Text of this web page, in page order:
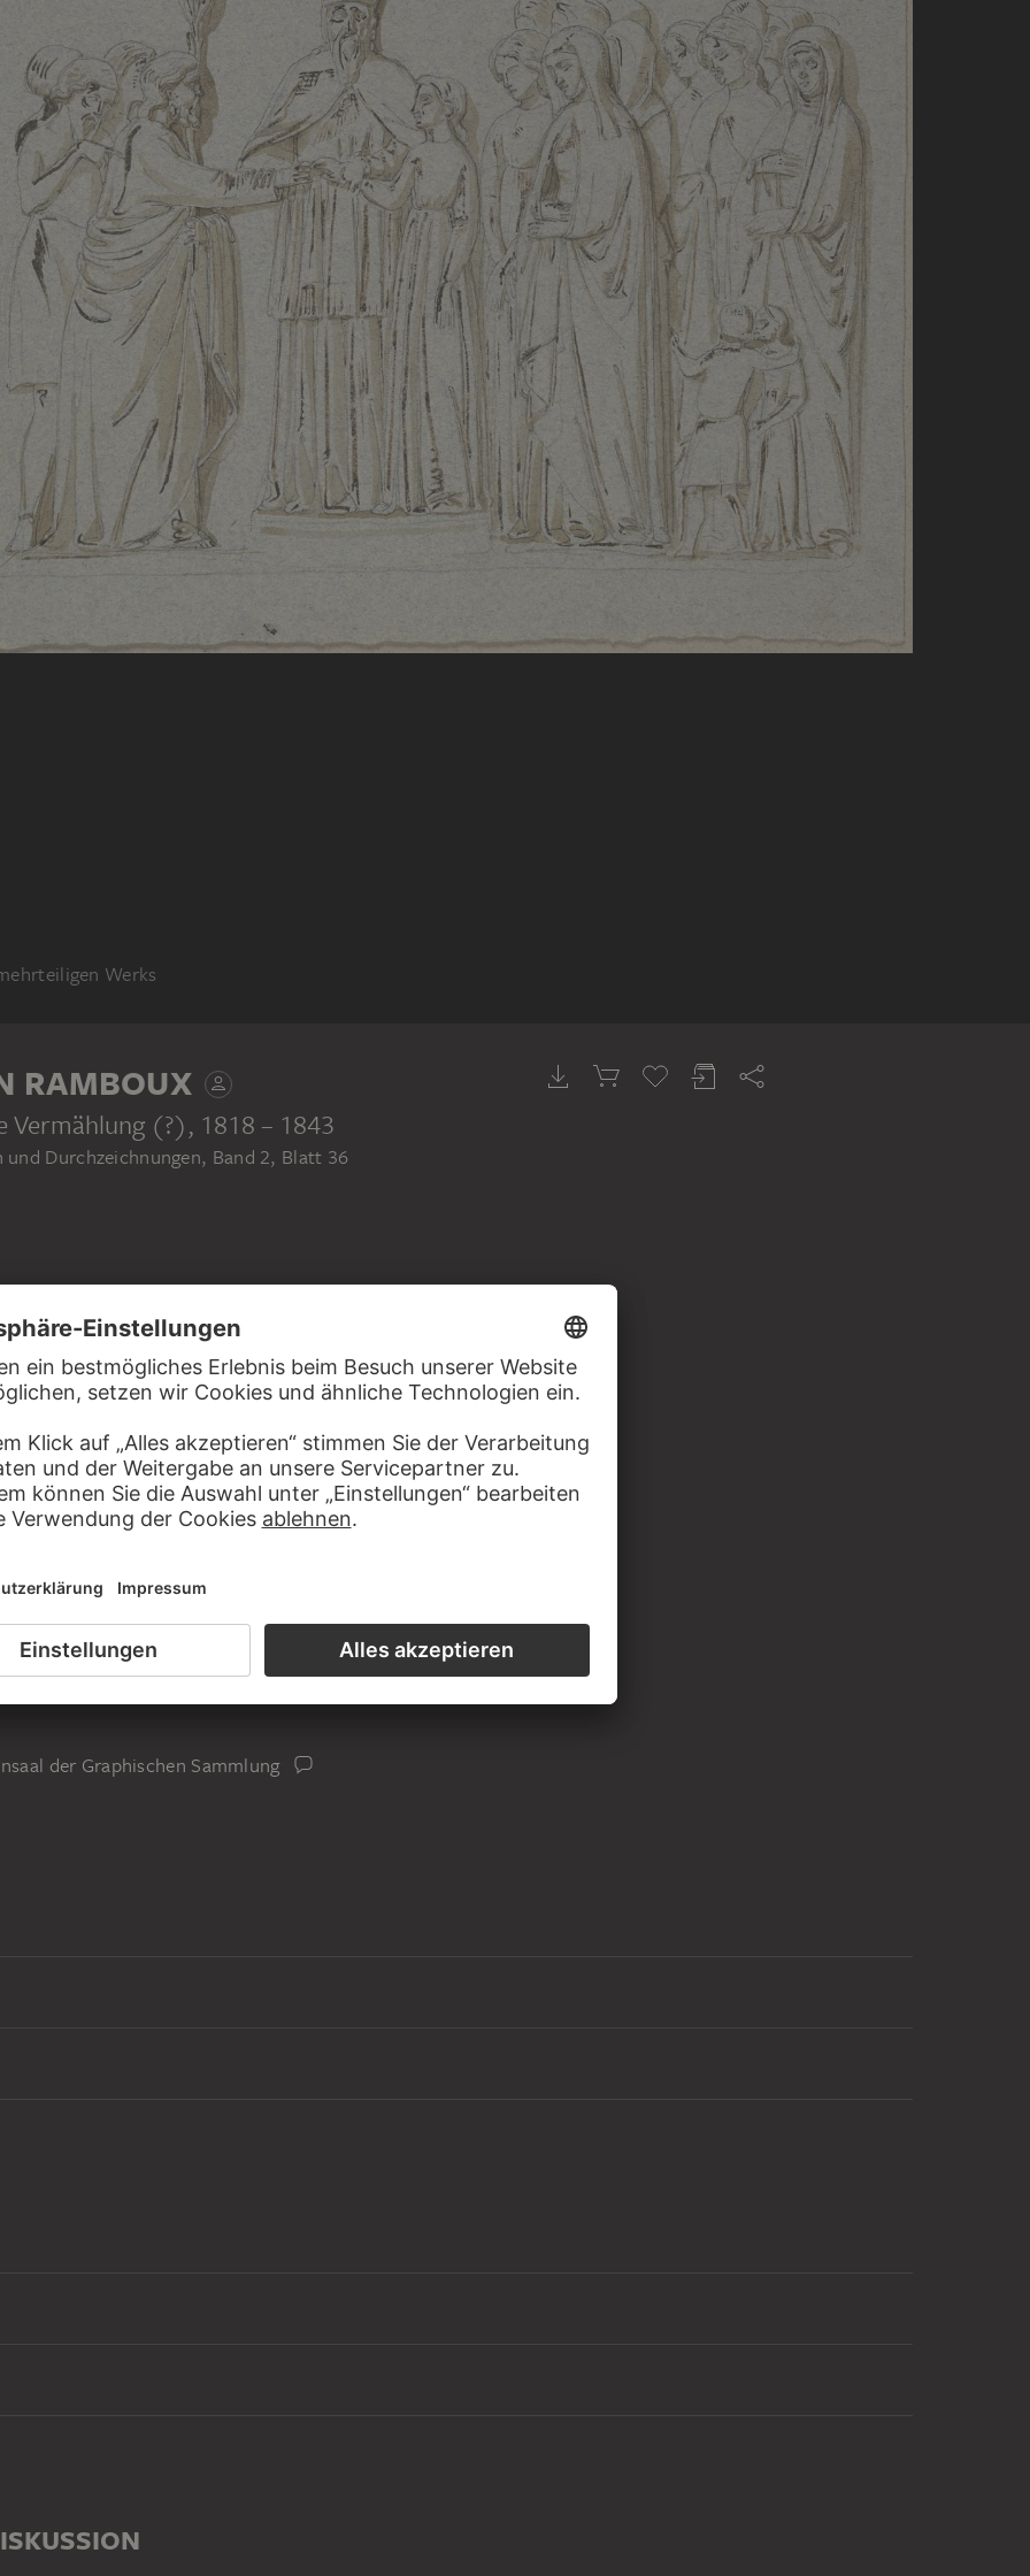
Werks
RAMBOUX
Vermählung (?), 1818 – 1843
Durchzeichnungen, Band 2, Blatt 36
gehöht (oxidiert), auf blau meliertem Papier
der Graphischen Sammlung